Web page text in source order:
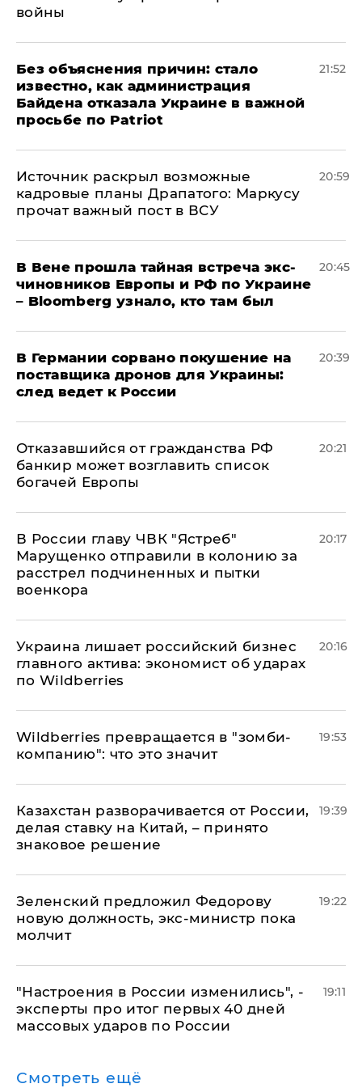
войны
Без объяснения причин: стало
известно, как администрация
Байдена отказала Украине в важной
просьбе по Patriot
21:52
​Источник раскрыл возможные
кадровые планы Драпатого: Маркусу
прочат важный пост в ВСУ
20:59
В Вене прошла тайная встреча экс-
чиновников Европы и РФ по Украине
– Bloomberg узнало, кто там был
20:45
​В Германии сорвано покушение на
поставщика дронов для Украины:
след ведет к России
20:39
Отказавшийся от гражданства РФ
банкир может возглавить список
богачей Европы
20:21
В России главу ЧВК "Ястреб"
Марущенко отправили в колонию за
расстрел подчиненных и пытки
военкора
20:17
​Украина лишает российский бизнес
главного актива: экономист об ударах
по Wildberries
20:16
Wildberries превращается в "зомби-
компанию": что это значит
19:53
Казахстан разворачивается от России,
делая ставку на Китай, – принято
знаковое решение
19:39
Зеленский предложил Федорову
новую должность, экс-министр пока
молчит
19:22
"Настроения в России изменились", -
эксперты про итог первых 40 дней
массовых ударов по России
19:11
Смотреть ещё